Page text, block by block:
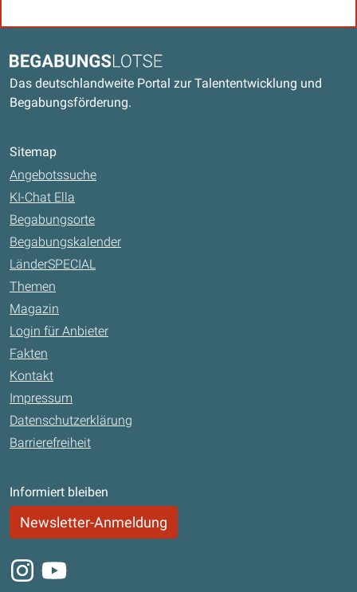
Begabungslotse
Das deutschlandweite Portal zur Talententwicklung und
Begabungsförderung.
Sitemap
Angebotssuche
KI-Chat Ella
Begabungsorte
Begabungskalender
LänderSPECIAL
Themen
Magazin
Login für Anbieter
Fakten
Kontakt
Impressum
Datenschutzerklärung
Barrierefreiheit
Informiert bleiben
Newsletter-Anmeldung
Instagram
Youtube